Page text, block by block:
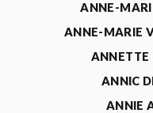
ANNE-
ANNE-MARIE
ANNETTE
ANNIC
ANNIE